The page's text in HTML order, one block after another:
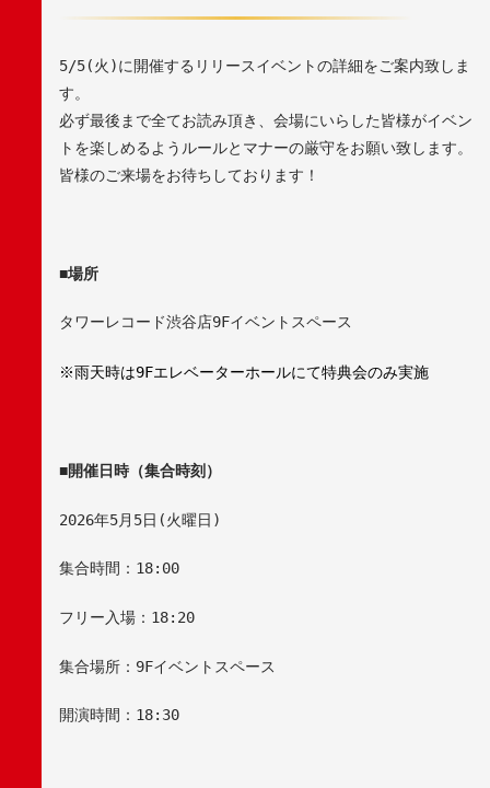
5/5(火 )に開催するリリースイベントの詳細をご案内致しま
す。
必ず最後まで全てお読み頂き、会場にいらした皆様がイベン
トを楽しめるようルールとマナーの厳守をお願い致します。
皆様のご来場をお待ちしております！
■場所
タワーレコード渋谷店9Fイベントスペース
※雨天時は9Fエレベーターホールにて特典会のみ実施
■開催日時（集合時刻）
2026年5月 5日 (火曜日 )
集合時間： 18:00
フリー入場： 18:20
集合場所：9Fイベントスペース
開演時間： 18:30